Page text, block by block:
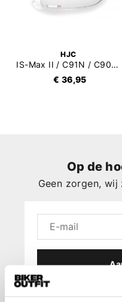
HJC
IS-Max II / C91N / C90 / C91 / CS-15 / TR-1 / FG-15 Pinlock 70 (DKS088)
€ 36,95
Op de
Geen zorgen,